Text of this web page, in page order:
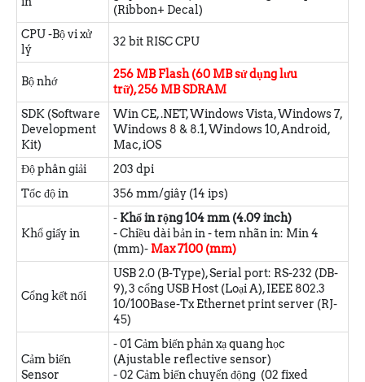
(Ribbon+ Decal)
CPU -Bộ vi xử
lý
32 bit RISC CPU
Bộ nhớ
256 MB Flash (60 MB sử dụng lưu
trữ), 256 MB SDRAM
SDK (Software
Development
Kit)
Win CE, .NET, Windows Vista, Windows 7,
Windows 8 & 8.1, Windows 10, Android,
Mac, iOS
Độ phân giải
203 dpi
Tốc độ in
356 mm/giây (14 ips)
Khổ giấy in
- Khổ in rộng 104 mm (4.09 inch)
- Chiều dài bản in - tem nhãn in: Min 4
(mm)- Max 7100 (mm)
Cổng kết nối
USB 2.0 (B-Type), Serial port: RS-232 (DB-
9), 3 cổng USB Host (Loại A), IEEE 802.3
10/100Base-Tx Ethernet print server (RJ-
45)
Cảm biến
Sensor
- 01 Cảm biến phản xạ quang học
(Ajustable reflective sensor)
- 02 Cảm biến chuyển động (02 fixed